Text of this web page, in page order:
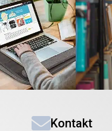
Kontakt